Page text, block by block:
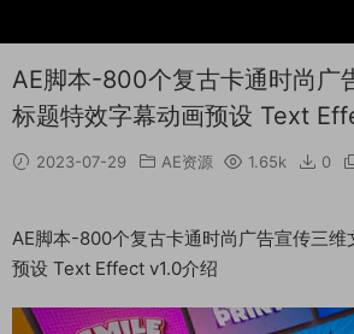
AE脚本-800个复古卡通时尚广
标题特效字幕动画预设 Text
2023-07-29 AE资源 1.65k 0
AE脚本-800个复古卡通时尚广告宣传三维
预设 Text Effect v1.0介绍